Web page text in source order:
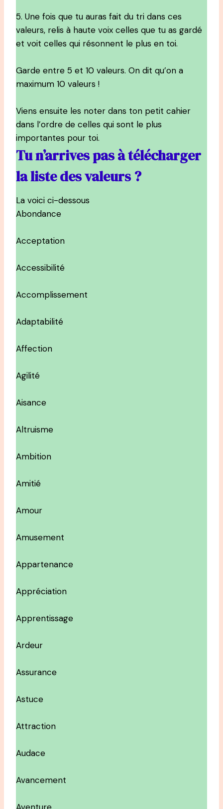
5. Une fois que tu auras fait du tri dans ces
valeurs, relis à haute voix celles que tu as gardé
et voit celles qui résonnent le plus en toi.
Garde entre 5 et 10 valeurs. On dit qu’on a
maximum 10 valeurs !
Viens ensuite les noter dans ton petit cahier
dans l’ordre de celles qui sont le plus
importantes pour toi.
Tu n’arrives pas à télécharger
la liste des valeurs ?
La voici ci-dessous
Abondance
Acceptation
Accessibilité
Accomplissement
Adaptabilité
Affection
Agilité
Aisance
Altruisme
Ambition
Amitié
Amour
Amusement
Appartenance
Appréciation
Apprentissage
Ardeur
Assurance
Astuce
Attraction
Audace
Avancement